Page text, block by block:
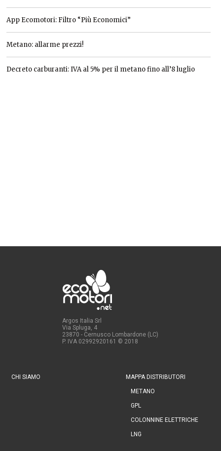
App Ecomotori: Filtro “Più Economici”
Metano: allarme prezzi!
Decreto carburanti: IVA al 5% per il metano fino all’8 luglio
Argos Italia Srl
Via Spluga, 4
23870 - Cernusco Lombardone (LC)
P. IVA 02992920161 © 2018
CHI SIAMO MAPPA DISTRIBUTORI
METANO
GPL
COLONNINE ELETTRICHE
LNG